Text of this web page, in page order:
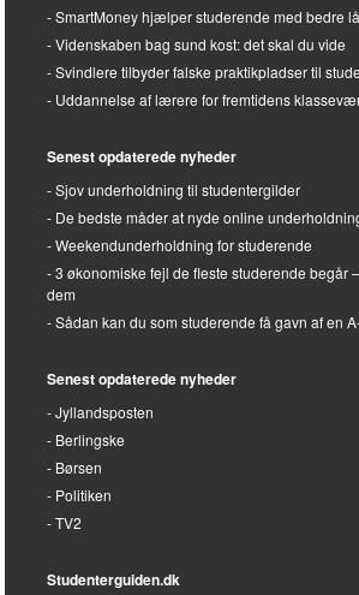
SmartMoney hjælper studerende med bedre
Videnskaben bag sund kost: det skal du vide
Svindlere tilbyder falske praktikpladser til
Uddannelse af lærere for fremtidens
Senest opdaterede nyheder
Sjov underholdning til studentergilder
De bedste måder at nyde online
Weekendunderholdning for studerende
3 økonomiske fejl de fleste studerende begår
dem
Sådan kan du som studerende få gavn af en
Senest opdaterede nyheder
Jyllandsposten
Berlingske
Børsen
Politiken
TV2
Studenterguiden.dk